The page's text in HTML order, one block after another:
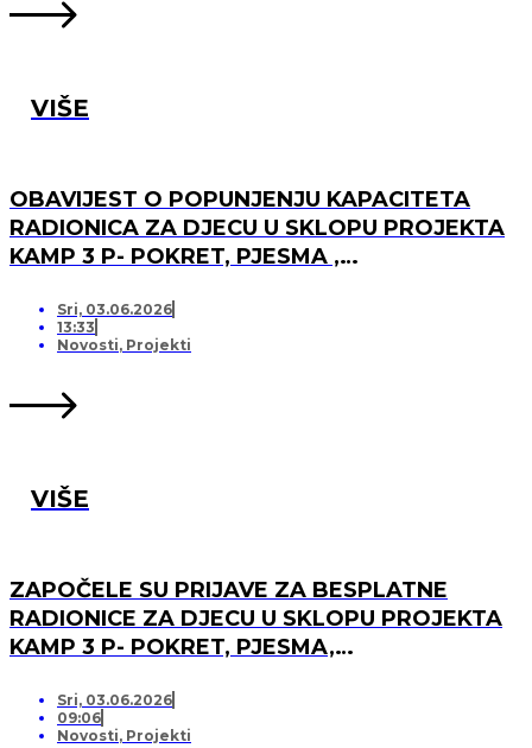
VIŠE
OBAVIJEST O POPUNJENJU KAPACITETA
RADIONICA ZA DJECU U SKLOPU PROJEKTA
KAMP 3 P- POKRET, PJESMA ,
LISTU ČEKANJA
Sri, 03.06.2026
13:33
Novosti, Projekti
VIŠE
ZAPOČELE SU PRIJAVE ZA BESPLATNE
RADIONICE ZA DJECU U SKLOPU PROJEKTA
KAMP 3 P- POKRET, PJESMA,
Sri, 03.06.2026
09:06
Novosti, Projekti